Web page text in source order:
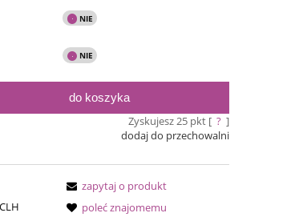
- Perfect Powder
do koszyka
Zyskujesz 25pkt [ ? ]
dodaj do przechowalni
zapytaj o produkt
poleć znajomemu